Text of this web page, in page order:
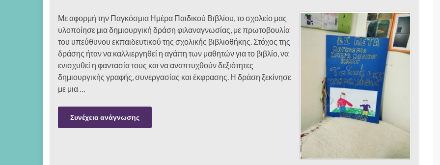
Με αφορμή την Παγκόσμια Ημέρα Παιδικού Βιβλίου, το σχολείο μας
υλοποίησε μια δημιουργική δράση φιλαναγνωσίας, με πρωτοβουλία
του υπεύθυνου εκπαιδευτικού της σχολικής βιβλιοθήκης. Στόχος της
δράσης ήταν να καλλιεργηθεί η αγάπη των μαθητών για το βιβλίο, να
ενισχυθεί η φαντασία τους και να αναπτυχθούν δεξιότητες
δημιουργικής γραφής, συνεργασίας και έκφρασης. Η δράση ξεκίνησε
με μια …
Συνέχεια ανάγνωσης